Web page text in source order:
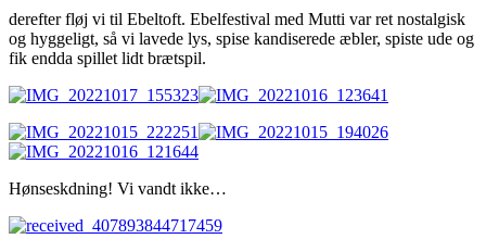
derefter fløj vi til Ebeltoft. Ebelfestival med Mutti var ret nostalgisk
og hyggeligt, så vi lavede lys, spise kandiserede æbler, spiste ude og
fik endda spillet lidt brætspil.
Hønseskdning! Vi vandt ikke…